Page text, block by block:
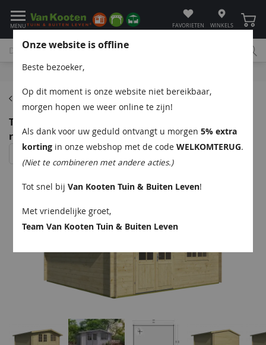
MENU FAVORIETEN WINKELS
Bel
Blokhutten
Tuindeco Toledo blokhut 500x400 cm 34 mm vuren
red class wood geïmpregneerd
Onze website is offline
Beste bezoeker,
Op dit moment is onze website niet bereikbaar,
morgen hopen we weer online te zijn!
Als dank voor uw geduld ontvangt u morgen5% extra
korting in onze webshop met de codeWELKOMTERUG.
(Niet te combineren met andere acties.)
Tot snel bijVan Kooten Tuin & Buiten Leven!
Met vriendelijke groet,
Team Van Kooten Tuin & Buiten Leven